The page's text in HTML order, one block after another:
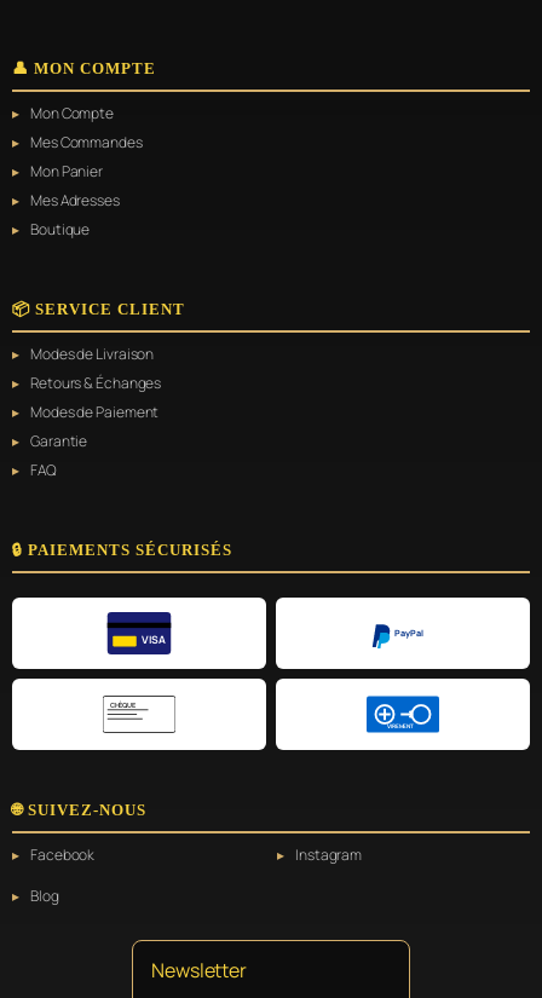
👤 MON COMPTE
Mon Compte
Mes Commandes
Mon Panier
Mes Adresses
Boutique
📦 SERVICE CLIENT
Modes de Livraison
Retours & Échanges
Modes de Paiement
Garantie
FAQ
🔒 PAIEMENTS SÉCURISÉS
VISA
PayPal
CHÈQUE
VIREMENT
🌐 SUIVEZ-NOUS
Facebook
Instagram
Blog
Newsletter